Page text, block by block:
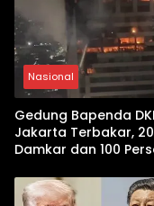
Nasional
Gedung Bapenda DKI
Jakarta Terbakar,
Damkar dan 100